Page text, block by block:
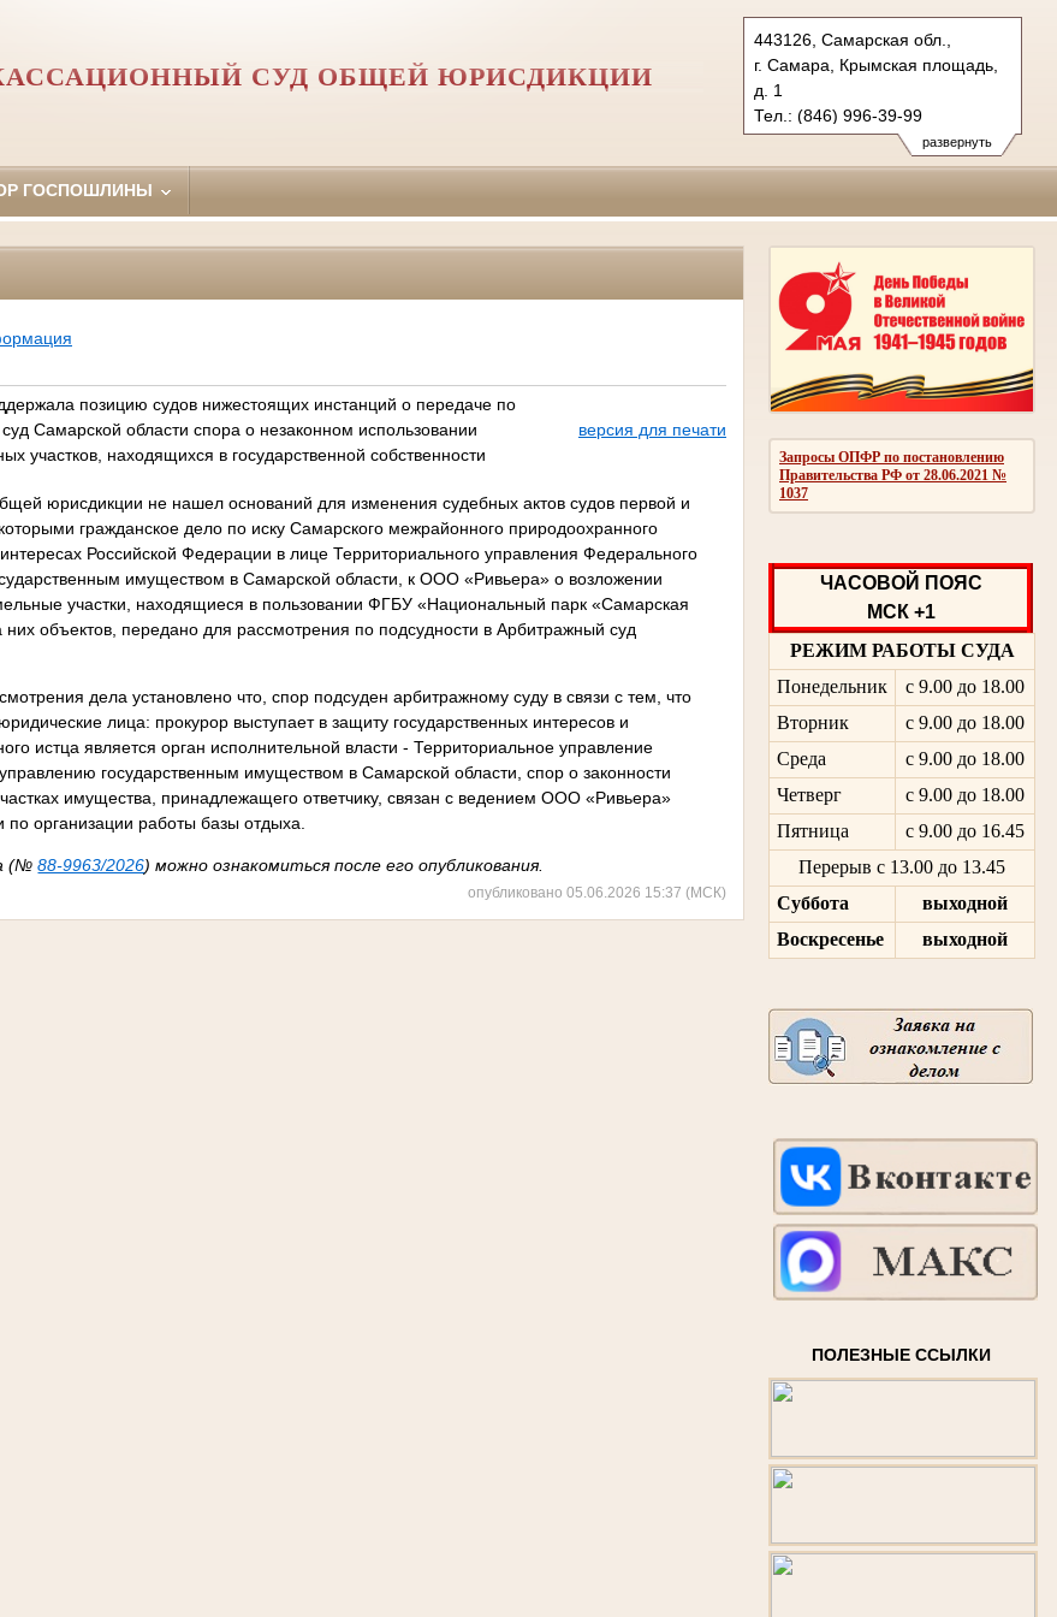
развернуть
443126, Самарская обл.,
г. Самара, Крымская площадь,
д. 1
Тел.: (846) 996-39-99
6kas@sudrf.ru
схема проезда
СУД ОБЩЕЙ ЮРИСДИКЦИИ
ГОСПОШЛИНЫ
Запросы ОПФР по постановлению
Правительства РФ от 28.06.2021 №
1037
ЧАСОВОЙ ПОЯС
МСК +1
РЕЖИМ РАБОТЫ СУДА
Понедельник
с 9.00 до 18.00
Вторник
с 9.00 до 18.00
Среда
с 9.00 до 18.00
Четверг
с 9.00 до 18.00
Пятница
с 9.00 до 16.45
Перерыв с 13.00 до 13.45
Суббота
выходной
Воскресенье
выходной
ПОЛЕЗНЫЕ ССЫЛКИ
позицию судов нижестоящих инстанций о передаче по
Самарской области спора о незаконном использовании
участков, находящихся в государственной собственности
версия для печати
юрисдикции не нашел оснований для изменения судебных актов судов первой и
гражданское дело по иску Самарского межрайонного природоохранного
Российской Федерации в лице Территориального управления Федерального
имуществом в Самарской области, к ООО «Ривьера» о возложении
участки, находящиеся в пользовании ФГБУ «Национальный парк «Самарская
объектов, передано для рассмотрения по подсудности в Арбитражный суд
дела установлено что, спор подсуден арбитражному суду в связи с тем, что
лица: прокурор выступает в защиту государственных интересов и
истца является орган исполнительной власти - Территориальное управление
государственным имуществом в Самарской области, спор о законности
имущества, принадлежащего ответчику, связан с ведением ООО «Ривьера»
по организации работы базы отдыха.
(№88-9963/2026) можно ознакомиться после его опубликования.
опубликовано 05.06.2026 15:37 (МСК)